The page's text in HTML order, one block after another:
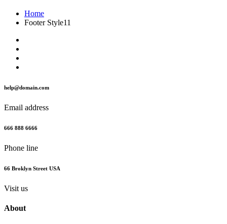
Home
Footer Style11
help@domain.com
Email address
666 888 6666
Phone line
66 Broklyn Street USA
Visit us
About